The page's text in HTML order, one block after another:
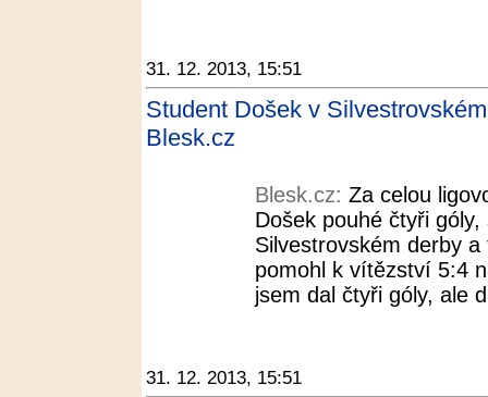
31. 12. 2013, 15:51
Student Došek v
Blesk.cz
Blesk.cz: Za celou
Došek pouhé čtyři
Silvestrovském derby
pomohl k vítězství 5:4
jsem dal čtyři góly, ale
31. 12. 2013, 15:51